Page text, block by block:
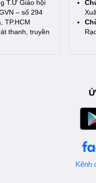
T.Ư Giáo hội
– số 294
TP.HCM
thanh, truyền
Kênh